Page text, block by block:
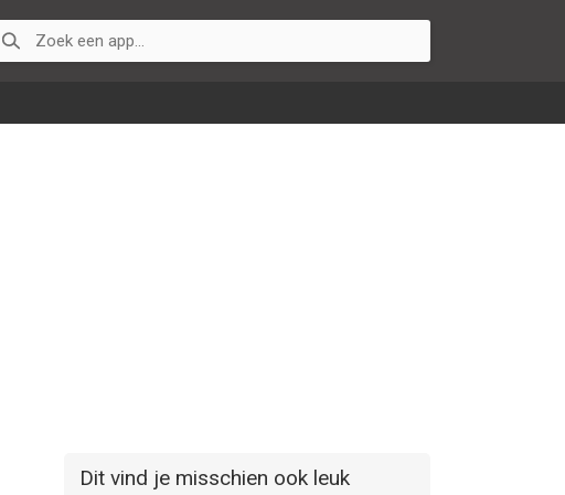
Dit vind je misschien ook leuk